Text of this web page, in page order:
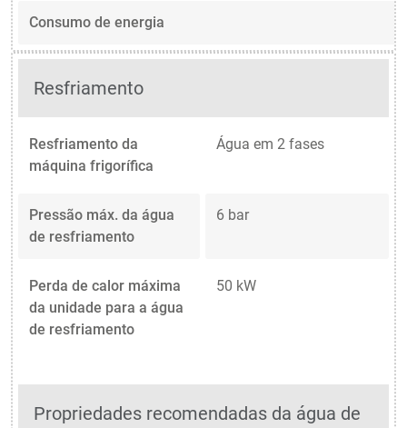
Consumo de energia
Resfriamento
Resfriamento da
máquina frigorífica
Água em 2 fases
Pressão máx. da água
de resfriamento
6 bar
Perda de calor máxima
da unidade para a água
de resfriamento
50 kW
Propriedades recomendadas da água de